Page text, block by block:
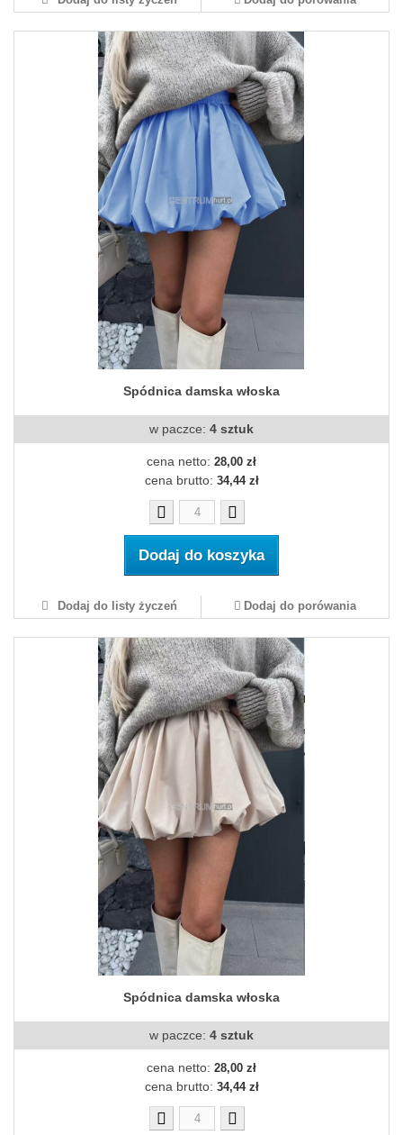
Spódnica damska włoska
w paczce: 4 sztuk
cena netto: 28,00 zł
cena brutto: 34,44 zł
Dodaj do koszyka
Dodaj do listy życzeń Dodaj do porówania
Spódnica damska włoska
w paczce: 4 sztuk
cena netto: 28,00 zł
cena brutto: 34,44 zł